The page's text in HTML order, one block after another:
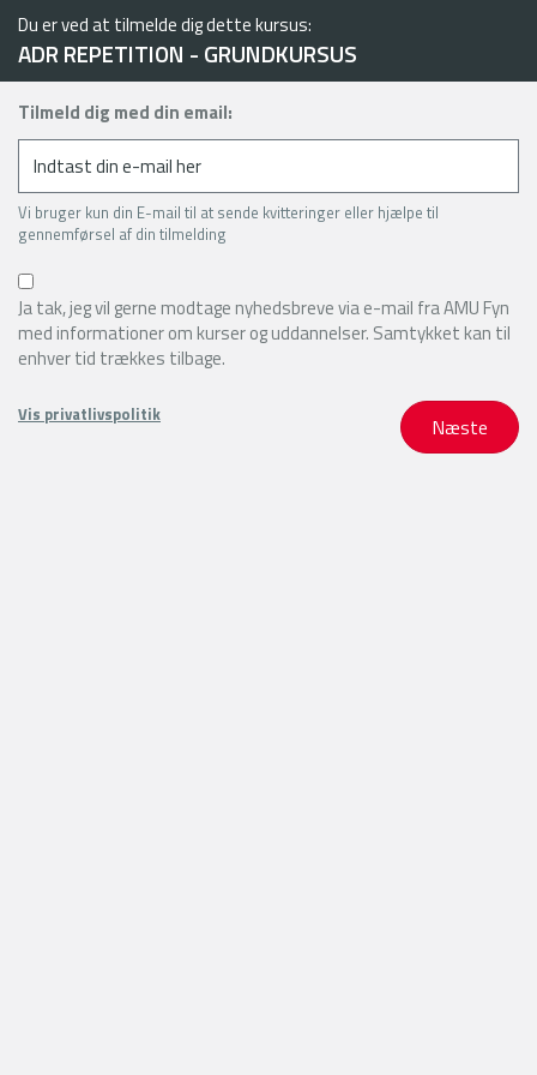
Du er ved at tilmelde dig dette kursus:
ADR REPETITION - GRUNDKURSUS
Tilmeld dig med din email:
Vi bruger kun din E-mail til at sende kvitteringer eller hjælpe til
gennemførsel af din tilmelding
Ja tak, jeg vil gerne modtage nyhedsbreve via e-mail fra AMU Fyn
med informationer om kurser og uddannelser. Samtykket kan til
enhver tid trækkes tilbage.
Vis privatlivspolitik